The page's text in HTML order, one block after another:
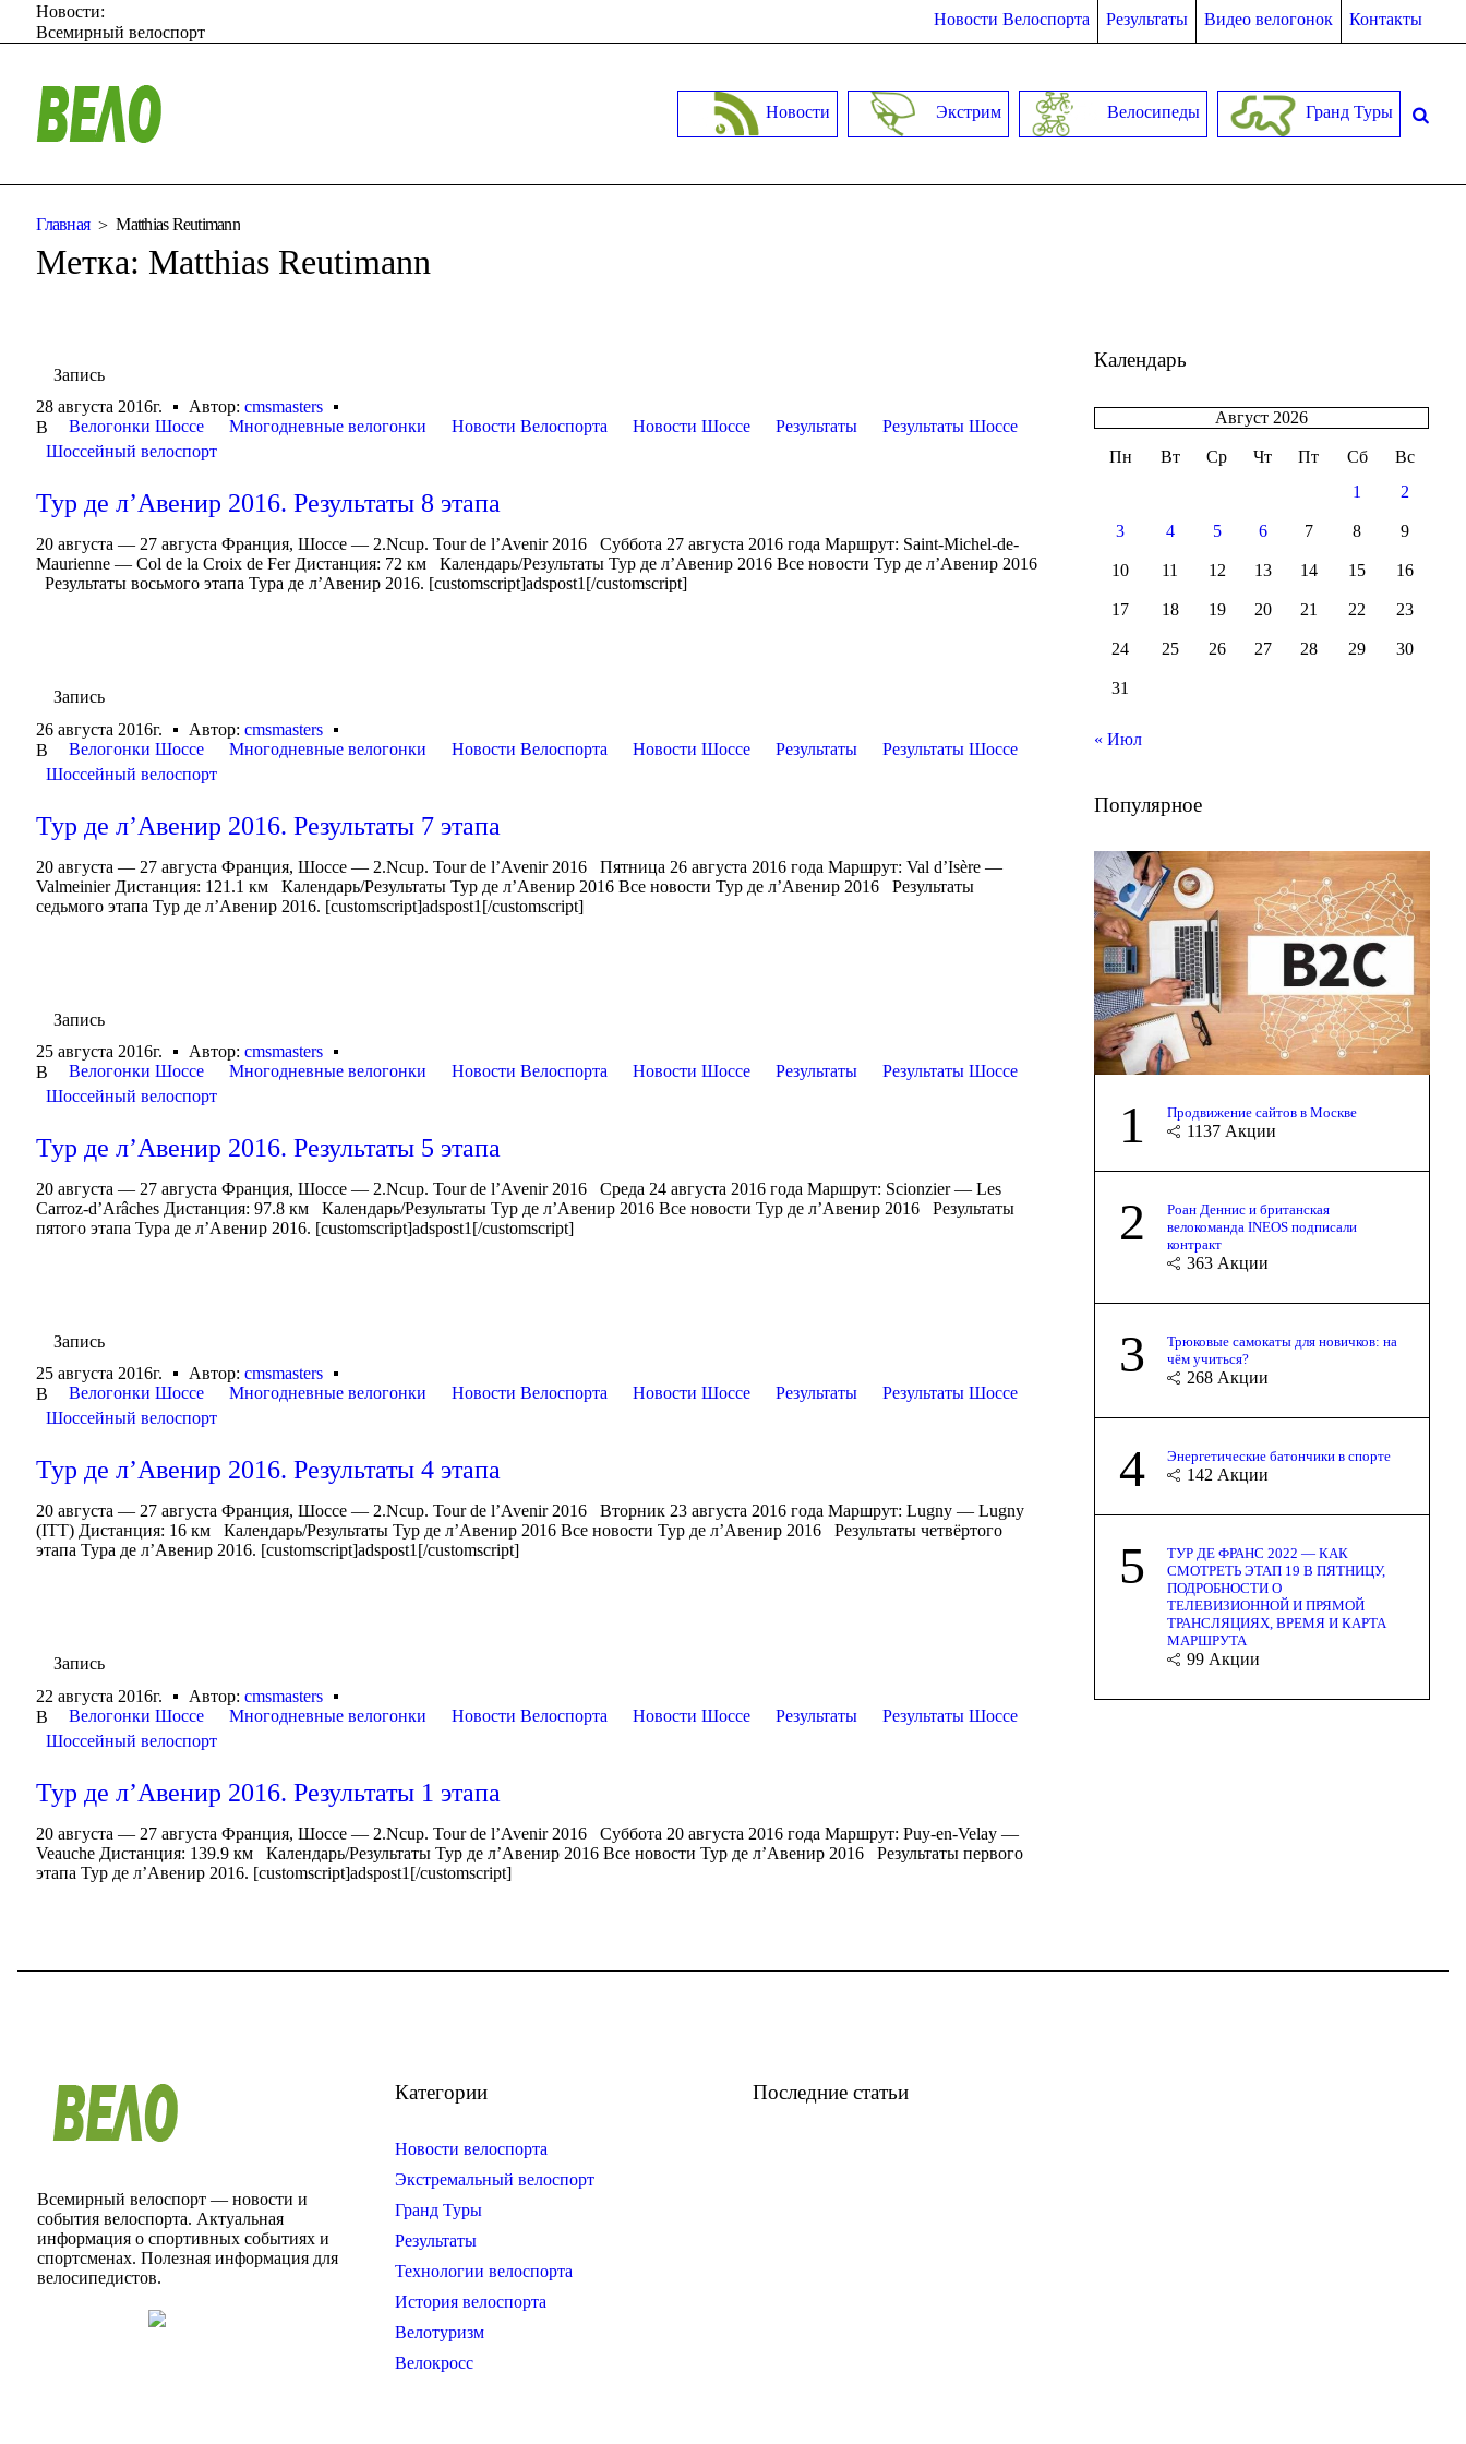
Новости Велоспорта Результаты Видео велогонок Контакты
Новости:
Всемирный велоспорт
Новости Экстрим Велосипеды Гранд Туры
Главная Matthias Reutimann
Метка: Matthias Reutimann
Запись
28 августа 2016г.
Автор:cmsmasters
В
Велогонки Шоссе Многодневные велогонки Новости Велоспорта Новости Шоссе Результаты
Результаты Шоссе
Шоссейный велоспорт
Тур де л’Авенир 2016. Результаты 8 этапа
20 августа — 27 августа Франция, Шоссе — 2.Ncup. Tour de l’Avenir 2016 Суббота 27 августа 2016 года Маршрут: Saint-Michel-de-
Maurienne — Col de la Croix de Fer Дистанция: 72 км Календарь/Результаты Тур де л’Авенир 2016 Все новости Тур де л’Авенир 2016
Результаты восьмого этапа Тура де л’Авенир 2016. [customscript]adspost1[/customscript]
Запись
26 августа 2016г.
Автор:cmsmasters
В
Велогонки Шоссе Многодневные велогонки Новости Велоспорта Новости Шоссе Результаты
Результаты Шоссе
Шоссейный велоспорт
Тур де л’Авенир 2016. Результаты 7 этапа
20 августа — 27 августа Франция, Шоссе — 2.Ncup. Tour de l’Avenir 2016 Пятница 26 августа 2016 года Маршрут: Val d’Isère —
Valmeinier Дистанция: 121.1 км Календарь/Результаты Тур де л’Авенир 2016 Все новости Тур де л’Авенир 2016 Результаты
седьмого этапа Тур де л’Авенир 2016. [customscript]adspost1[/customscript]
Запись
25 августа 2016г.
Автор:cmsmasters
В
Велогонки Шоссе Многодневные велогонки Новости Велоспорта Новости Шоссе Результаты
Результаты Шоссе
Шоссейный велоспорт
Тур де л’Авенир 2016. Результаты 5 этапа
20 августа — 27 августа Франция, Шоссе — 2.Ncup. Tour de l’Avenir 2016 Среда 24 августа 2016 года Маршрут: Scionzier — Les
Carroz-d’Arâches Дистанция: 97.8 км Календарь/Результаты Тур де л’Авенир 2016 Все новости Тур де л’Авенир 2016 Результаты
пятого этапа Тура де л’Авенир 2016. [customscript]adspost1[/customscript]
Запись
25 августа 2016г.
Автор:cmsmasters
В
Велогонки Шоссе Многодневные велогонки Новости Велоспорта Новости Шоссе Результаты
Результаты Шоссе
Шоссейный велоспорт
Тур де л’Авенир 2016. Результаты 4 этапа
20 августа — 27 августа Франция, Шоссе — 2.Ncup. Tour de l’Avenir 2016 Вторник 23 августа 2016 года Маршрут: Lugny — Lugny
(ITT) Дистанция: 16 км Календарь/Результаты Тур де л’Авенир 2016 Все новости Тур де л’Авенир 2016 Результаты четвёртого
этапа Тура де л’Авенир 2016. [customscript]adspost1[/customscript]
Запись
22 августа 2016г.
Автор:cmsmasters
В
Велогонки Шоссе Многодневные велогонки Новости Велоспорта Новости Шоссе Результаты
Результаты Шоссе
Шоссейный велоспорт
Тур де л’Авенир 2016. Результаты 1 этапа
20 августа — 27 августа Франция, Шоссе — 2.Ncup. Tour de l’Avenir 2016 Суббота 20 августа 2016 года Маршрут: Puy-en-Velay —
Veauche Дистанция: 139.9 км Календарь/Результаты Тур де л’Авенир 2016 Все новости Тур де л’Авенир 2016 Результаты первого
этапа Тур де л’Авенир 2016. [customscript]adspost1[/customscript]
Календарь
Август 2026
Пн Вт Ср Чт Пт Сб
Вс
1
2
3 4 5 6 7 8 9
10 11 12 13 14 15 16
17 18 19 20 21 22 23
24 25 26 27 28 29 30
31
« Июл
Популярное
1 Продвижение сайтов в Москве
1137 Акции
2
Роан Деннис и британская
велокоманда INEOS подписали
контракт
363 Акции
3
Трюковые самокаты для новичков: на
чём учиться?
268 Акции
4 Энергетические батончики в спорте
142 Акции
5
ТУР ДЕ ФРАНС 2022 — КАК
СМОТРЕТЬ ЭТАП 19 В ПЯТНИЦУ,
ПОДРОБНОСТИ О
ТЕЛЕВИЗИОННОЙ И ПРЯМОЙ
ТРАНСЛЯЦИЯХ, ВРЕМЯ И КАРТА
МАРШРУТА
99 Акции
Всемирный велоспорт — новости и
события велоспорта. Актуальная
информация о спортивных событиях и
спортсменах. Полезная информация для
велосипедистов.
Категории
Новости велоспорта
Экстремальный велоспорт
Гранд Туры
Результаты
Технологии велоспорта
История велоспорта
Велотуризм
Велокросс
Последние статьи